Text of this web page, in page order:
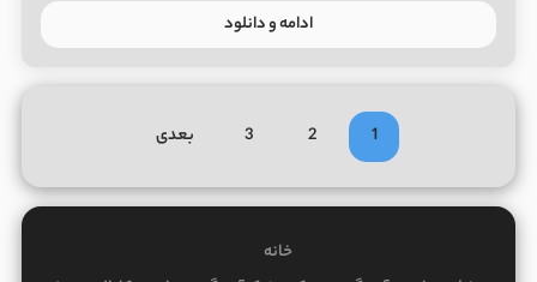
ادامه و دانلود
1
2
3 بعدی
خانه